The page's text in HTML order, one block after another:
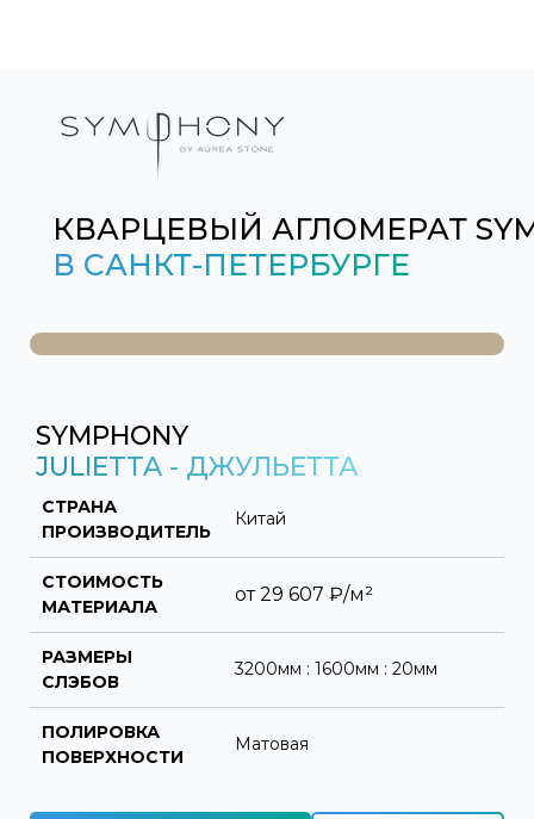
КВАРЦЕВЫЙ АГЛОМЕРАТ
В САНКТ-ПЕТЕРБУРГЕ
SYMPHONY
JULIETTA - ДЖУЛЬЕТТА
СТРАНА
ПРОИЗВОДИТЕЛЬ
Китай
СТОИМОСТЬ
МАТЕРИАЛА
от29 607 ₽/м²
РАЗМЕРЫ
СЛЭБОВ
3200мм : 1600мм : 20мм
ПОЛИРОВКА
ПОВЕРХНОСТИ
Матовая